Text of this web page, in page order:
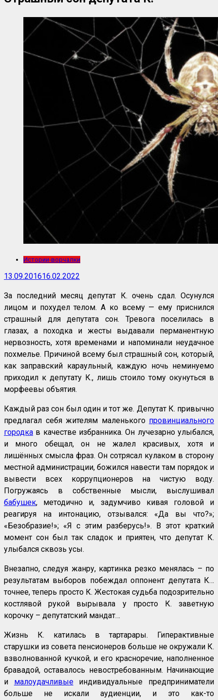
Истории-ворчалки
13.09.201616.02.2022
За последний месяц депутат К. очень сдал. Осунулся
лицом и похудел телом. А ко всему — ему приснился
страшный для депутата сон. Тревога поселилась в
глазах, а походка и жесты выдавали перманентную
нервозность, хотя временами и напоминали неудачное
похмелье. Причиной всему был страшный сон, который,
как заправский караульный, каждую ночь неминуемо
приходил к депутату К., лишь стоило тому окунуться в
морфеевы объятия.
Каждый раз сон был один и тот же. Депутат К. привычно
предлагал себя жителям маленького провинциального
городка в качестве избранника. Он лучезарно улыбался,
и много обещал, он не жалел красивых, хотя и
лишённых смысла фраз. Он сотрясал кулаком в сторону
местной администрации, божился навести там порядок и
вывести всех коррупционеров на чистую воду.
Погружаясь в собственные мысли, выслушивал
бабушек, методично и, задумчиво кивая головой и
реагируя на интонацию, отзывался: «Да вы что?»;
«Безобразие!»; «Я с этим разберусь!». В этот краткий
момент сон был так сладок и приятен, что депутат К.
улыбался сквозь усы.
Внезапно, следуя жанру, картинка резко менялась – по
результатам выборов побеждал оппонент депутата К…
точнее, теперь просто К. Жестокая судьба подозрительно
костлявой рукой вырывала у просто К. заветную
корочку – депутатский мандат…
Жизнь К. катилась в тартарары. Гиперактивные
старушки из совета пенсионеров больше не окружали К.
взволнованной кучкой, и его красноречие, наполненное
бравадой, оставалось невостребованным. Начинающие
и малоудачливыеиндивидуальные предприниматели
больше не искали аудиенции, и это как-то